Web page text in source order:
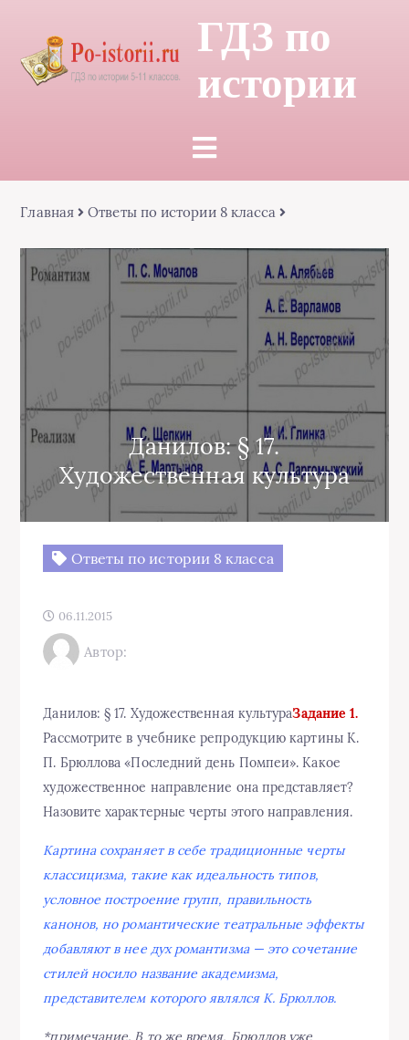
ГДЗ по
истории
Главная Ответы по истории 8 класса
Данилов: § 17.
Художественная культура
Ответы по истории 8 класса
06.11.2015
Автор:
Данилов: § 17. Художественная культураЗадание 1.
Рассмотрите в учебнике репродукцию картины К.
П. Брюллова «Последний день Помпеи». Какое
художественное направление она представляет?
Назовите характерные черты этого направления.
Картина сохраняет в себе традиционные черты
классицизма, такие как идеальность типов,
условное построение групп, правильность
канонов, но романтические театральные эффекты
добавляют в нее дух романтизма — это сочетание
стилей носило название академизма,
представителем которого являлся К. Брюллов.
*примечание. В то же время, Брюллов уже